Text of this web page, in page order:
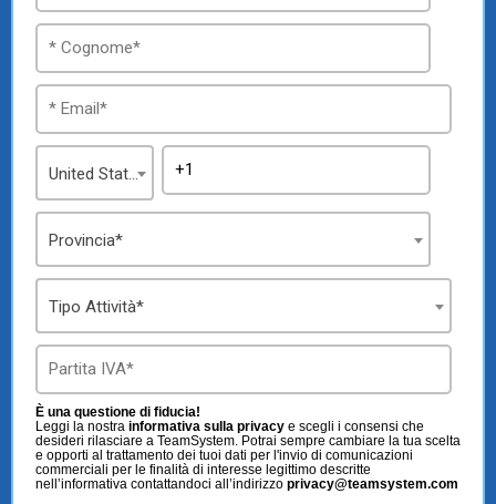
United States
Provincia*
Tipo Attività*
È una questione di fiducia!
Leggi la nostra informativa sulla privacy e scegli i consensi che
desideri rilasciare a TeamSystem. Potrai sempre cambiare la tua scelta
e opporti al trattamento dei tuoi dati per l'invio di comunicazioni
commerciali per le finalità di interesse legittimo descritte
nell’informativa contattandoci all’indirizzo privacy@teamsystem.com